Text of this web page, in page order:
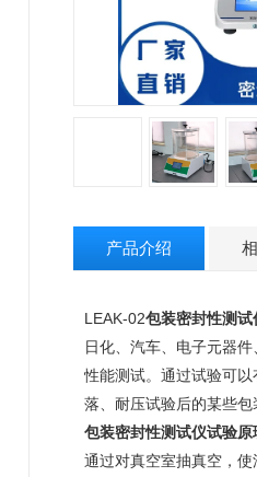
产品介绍
LEAK-02包装密封性测试
日化、汽车、电子元器
性能测试。通过试验可
落、耐压试验后的某些
包装密封性测试仪试验原
通过对真空室抽真空，